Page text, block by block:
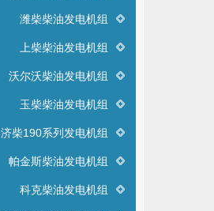
潍柴柴油发电机组
上柴柴油发电机组
沃尔沃柴油发电机组
玉柴柴油发电机组
济柴190系列发电机组
帕金斯柴油发电机组
科克柴油发电机组